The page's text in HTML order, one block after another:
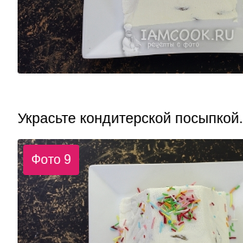
Украсьте кондитерской посыпкой.
Фото 9